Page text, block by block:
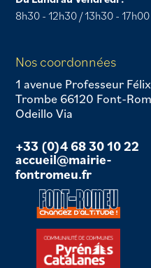
8h30 - 12h30 / 13h30 - 17h00
Nos coordonnées
1 avenue Professeur Félix
Trombe 66120 Font-
Odeillo Via
+33 (0)4 68 30 10 22
accueil@mairie-
fontromeu.fr